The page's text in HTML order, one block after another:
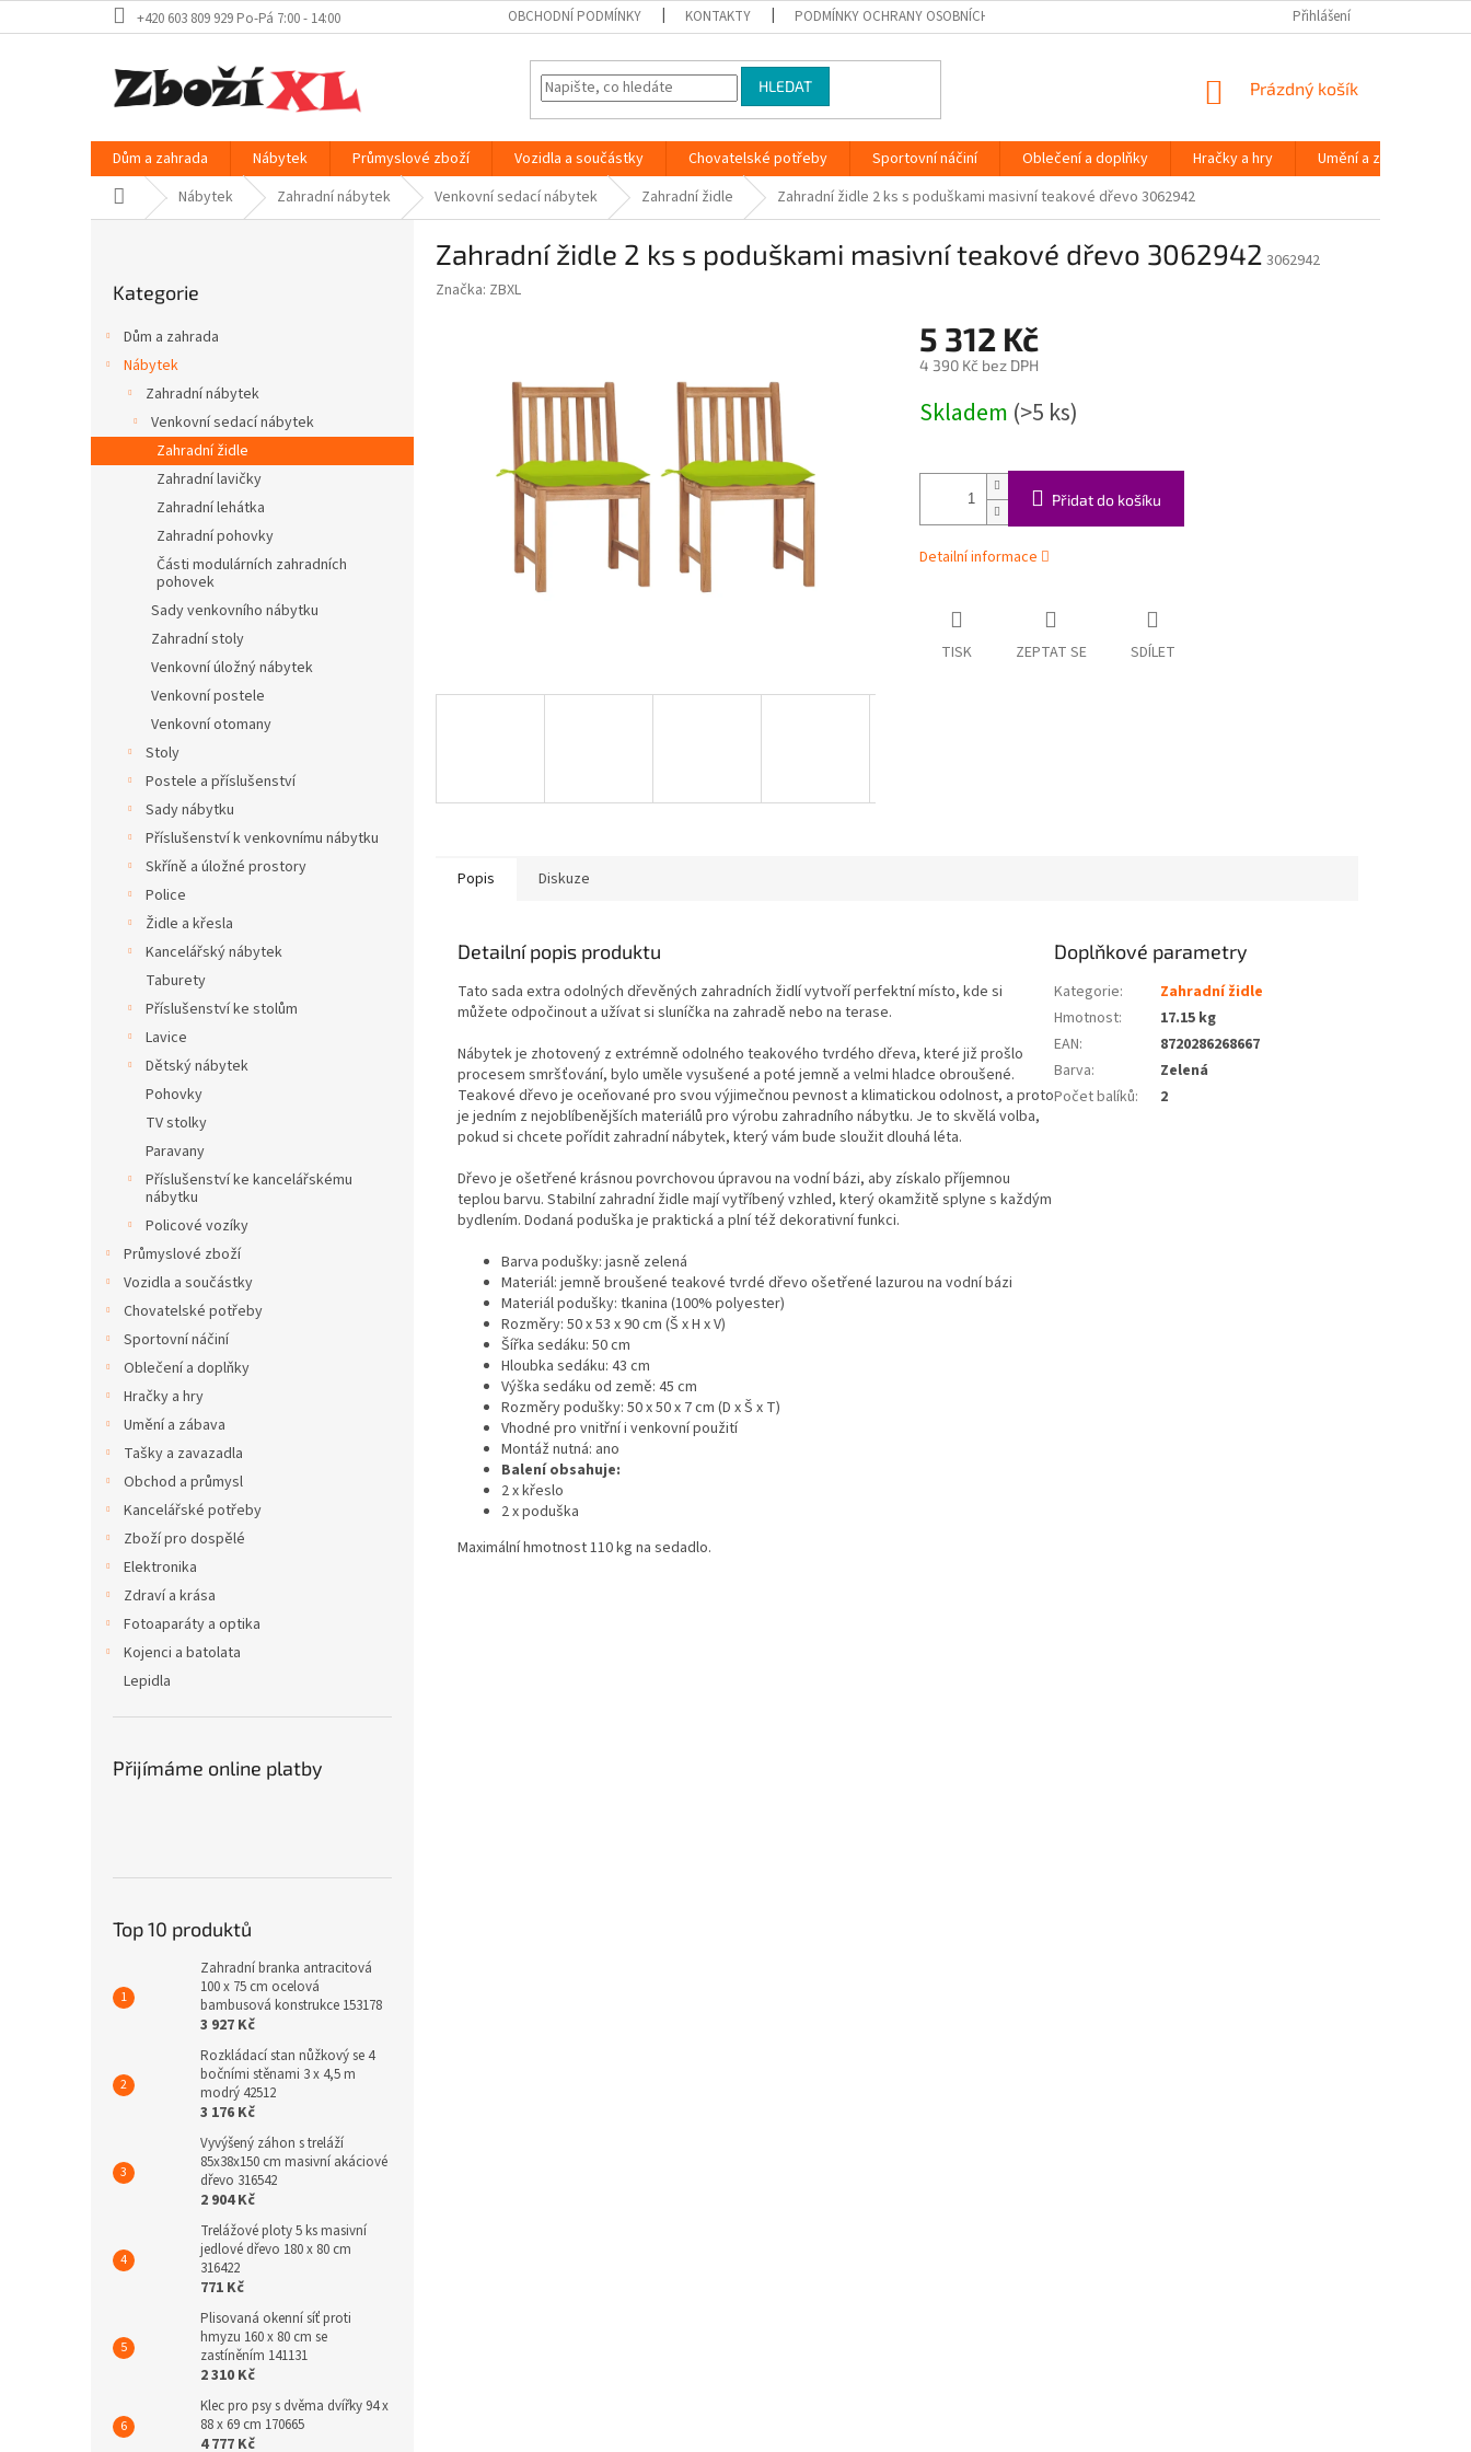
na
+420 603 809 929 Po-Pá 7:00 - 14:00 OBCHODNÍ PODMÍNKY KONTAKTY PODMÍNKY OCHRANY OSOBNÍCH ÚDAJŮ Přihlášení
HLEDAT
NÁKUPNÍ
Prázdný košík
Dům a zahrada Nábytek Průmyslové zboží Vozidla a součástky Chovatelské potřeby Sportovní náčiní Oblečení a doplňky Hračky a hry Umění a zábava
Domů Nábytek Zahradní nábytek Venkovní sedací nábytek Zahradní židle Zahradní židle 2 ks s poduškami masivní teakové dřevo 3062942
a
kategorie
Kategorie
Dům a zahrada
Nábytek
Zahradní nábytek
Venkovní sedací nábytek
Zahradní židle
Zahradní lavičky
Zahradní lehátka
Zahradní pohovky
Části modulárních zahradních
pohovek
Sady venkovního nábytku
Zahradní stoly
Venkovní úložný nábytek
Venkovní postele
Venkovní otomany
Stoly
Postele a příslušenství
Sady nábytku
Příslušenství k venkovnímu nábytku
Skříně a úložné prostory
Police
Židle a křesla
Kancelářský nábytek
Taburety
Příslušenství ke stolům
Lavice
Dětský nábytek
Pohovky
TV stolky
Paravany
Příslušenství ke kancelářskému
nábytku
Policové vozíky
Průmyslové zboží
Vozidla a součástky
Chovatelské potřeby
Sportovní náčiní
Oblečení a doplňky
Hračky a hry
Umění a zábava
Tašky a zavazadla
Obchod a průmysl
Kancelářské potřeby
Zboží pro dospělé
Elektronika
Zdraví a krása
Fotoaparáty a optika
Kojenci a batolata
Lepidla
Přijímáme online platby
Top 10 produktů
Zahradní branka antracitová
100 x 75 cm ocelová
bambusová konstrukce 153178
3 927 Kč
Rozkládací stan nůžkový se 4
bočními stěnami 3 x 4,5 m
modrý 42512
3 176 Kč
Vyvýšený záhon s treláží
85x38x150 cm masivní akáciové
dřevo 316542
2 904 Kč
Trelážové ploty 5 ks masivní
jedlové dřevo 180 x 80 cm
316422
771 Kč
Plisovaná okenní síť proti
hmyzu 160 x 80 cm se
zastíněním 141131
2 310 Kč
Klec pro psy s dvěma dvířky 94 x
88 x 69 cm 170665
4 777 Kč
Zahradní židle 2 ks s poduškami masivní teakové dřevo 3062942 3062942
Značka: ZBXL
5 312 Kč
4 390 Kč bez DPH
cena:
Skladem (>5 ks)
Přidat do košíku
Detailní informace
TISK ZEPTAT SE SDÍLET
Popis Diskuze
Detailní popis produktu
Tato sada extra odolných dřevěných zahradních židlí vytvoří perfektní místo, kde si
můžete odpočinout a užívat si sluníčka na zahradě nebo na terase.
Nábytek je zhotovený z extrémně odolného teakového tvrdého dřeva, které již prošlo
procesem smršťování, bylo uměle vysušené a poté jemně a velmi hladce obroušené.
Teakové dřevo je oceňované pro svou výjimečnou pevnost a klimatickou odolnost, a proto
je jedním z nejoblíbenějších materiálů pro výrobu zahradního nábytku. Je to skvělá volba,
pokud si chcete pořídit zahradní nábytek, který vám bude sloužit dlouhá léta.
Dřevo je ošetřené krásnou povrchovou úpravou na vodní bázi, aby získalo příjemnou
teplou barvu. Stabilní zahradní židle mají vytříbený vzhled, který okamžitě splyne s každým
bydlením. Dodaná poduška je praktická a plní též dekorativní funkci.
Barva podušky: jasně zelená
Materiál: jemně broušené teakové tvrdé dřevo ošetřené lazurou na vodní bázi
Materiál podušky: tkanina (100% polyester)
Rozměry: 50 x 53 x 90 cm (Š x H x V)
Šířka sedáku: 50 cm
Hloubka sedáku: 43 cm
Výška sedáku od země: 45 cm
Rozměry podušky: 50 x 50 x 7 cm (D x Š x T)
Vhodné pro vnitřní i venkovní použití
Montáž nutná: ano
Balení obsahuje:
2 x křeslo
2 x poduška
Maximální hmotnost 110 kg na sedadlo.
Doplňkové parametry
Kategorie:
Zahradní židle
Hmotnost:
17.15 kg
EAN:
8720286268667
Barva:
Zelená
Počet balíků: 2